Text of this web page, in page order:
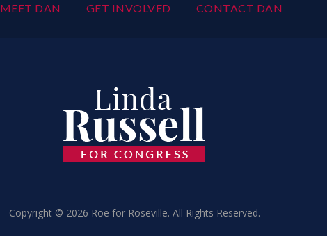
MEET DAN GET INVOLVED CONTACT DAN
Copyright © 2026 Roe for Roseville. All Rights Reserved.